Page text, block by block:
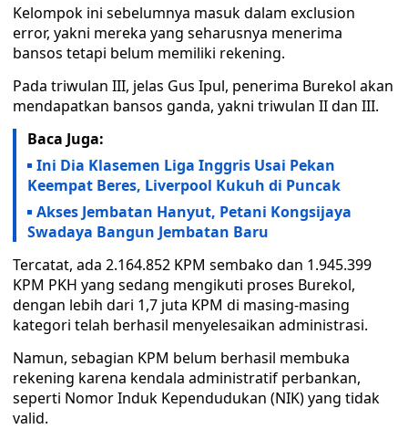
Kelompok ini sebelumnya masuk dalam exclusion
error, yakni mereka yang seharusnya menerima
bansos tetapi belum memiliki rekening.
Pada triwulan III, jelas Gus Ipul, penerima Burekol akan
mendapatkan bansos ganda, yakni triwulan II dan III.
Baca Juga:
Ini Dia Klasemen Liga Inggris Usai Pekan
Keempat Beres, Liverpool Kukuh di Puncak
Akses Jembatan Hanyut, Petani Kongsijaya
Swadaya Bangun Jembatan Baru
Tercatat, ada 2.164.852 KPM sembako dan 1.945.399
KPM PKH yang sedang mengikuti proses Burekol,
dengan lebih dari 1,7 juta KPM di masing-masing
kategori telah berhasil menyelesaikan administrasi.
Namun, sebagian KPM belum berhasil membuka
rekening karena kendala administratif perbankan,
seperti Nomor Induk Kependudukan (NIK) yang tidak
valid.